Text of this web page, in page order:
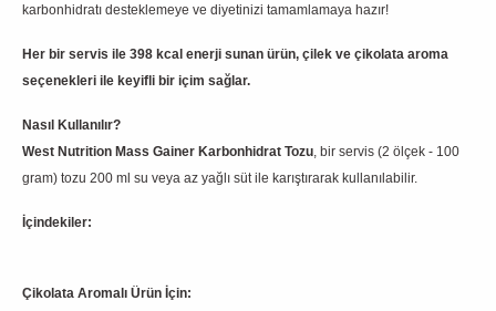
karbonhidratı desteklemeye ve diyetinizi tamamlamaya hazır!
Her bir servis ile 398 kcal enerji sunan ürün, çilek ve çikolata aroma
seçenekleri ile keyifli bir içim sağlar.
Nasıl Kullanılır?
West Nutrition Mass Gainer Karbonhidrat Tozu , bir servis (2 ölçek - 100
gram) tozu 200 ml su veya az yağlı süt ile karıştırarak kullanılabilir.
İçindekiler:
Çikolata Aromalı Ürün İçin: